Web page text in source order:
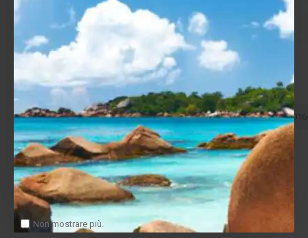
Non mostrare più.
Bruce Springsteen 0196588699016
Bruce Springsteen Best Of Bruce Springsteen Ed.
limitata Blu
49.00€
Salva Confronta